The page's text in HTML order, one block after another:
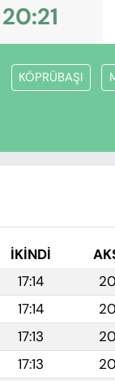
20:21
KÖPRÜBAŞI
İKINDI
17:14
17:14
17:13
17:13